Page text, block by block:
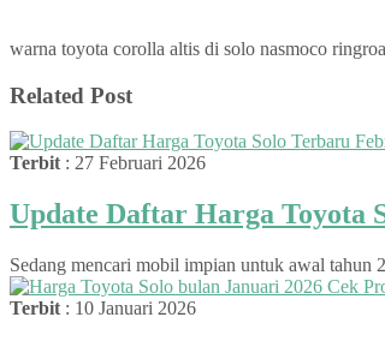
warna toyota corolla altis di solo nasmoco
Related Post
Terbit : 27 Februari 2026
Update Daftar Harga Toyota
Sedang mencari mobil impian untuk awal
Terbit : 10 Januari 2026